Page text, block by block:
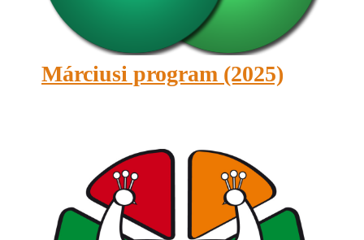
Márciusi program (2025)